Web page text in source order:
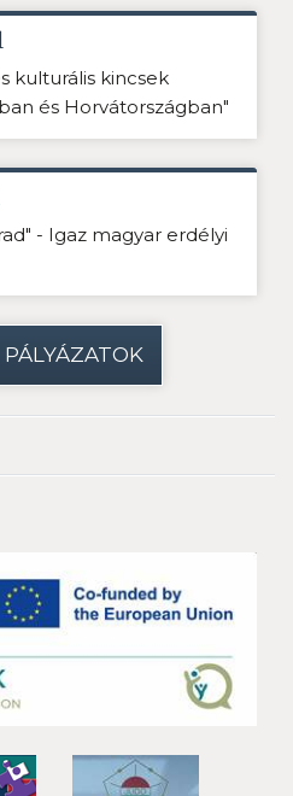
kulturális kincsek
és Horvátországban"
- Igaz magyar erdélyi